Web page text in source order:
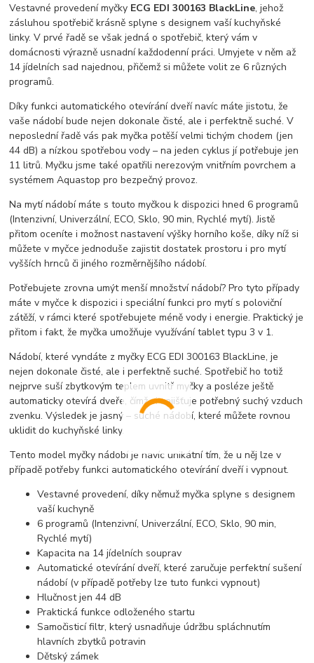
Vestavné provedení myčky ECG EDI 300163 BlackLine, jehož
zásluhou spotřebič krásně splyne s designem vaší kuchyňské
linky. V prvé řadě se však jedná o spotřebič, který vám v
domácnosti výrazně usnadní každodenní práci. Umyjete v něm až
14 jídelních sad najednou, přičemž si můžete volit ze 6 různých
programů.
Díky funkci automatického otevírání dveří navíc máte jistotu, že
vaše nádobí bude nejen dokonale čisté, ale i perfektně suché. V
neposlední řadě vás pak myčka potěší velmi tichým chodem (jen
44 dB) a nízkou spotřebou vody – na jeden cyklus jí potřebuje jen
11 litrů. Myčku jsme také opatřili nerezovým vnitřním povrchem a
systémem Aquastop pro bezpečný provoz.
Na mytí nádobí máte s touto myčkou k dispozici hned 6 programů
(Intenzivní, Univerzální, ECO, Sklo, 90 min, Rychlé mytí). Jistě
přitom oceníte i možnost nastavení výšky horního koše, díky níž si
můžete v myčce jednoduše zajistit dostatek prostoru i pro mytí
vyšších hrnců či jiného rozměrnějšího nádobí.
Potřebujete zrovna umýt menší množství nádobí? Pro tyto případy
máte v myčce k dispozici i speciální funkci pro mytí s poloviční
zátěží, v rámci které spotřebujete méně vody i energie. Praktický je
přitom i fakt, že myčka umožňuje využívání tablet typu 3 v 1.
Nádobí, které vyndáte z myčky ECG EDI 300163 BlackLine, je
nejen dokonale čisté, ale i perfektně suché. Spotřebič ho totiž
nejprve suší zbytkovým teplem uvnitř myčky a posléze ještě
automaticky otevírá dveře, čímž si zajišťuje potřebný suchý vzduch
zvenku. Výsledek je jasný – suché nádobí, které můžete rovnou
uklidit do kuchyňské linky.
Tento model myčky nádobí je navíc unikátní tím, že u něj lze v
případě potřeby funkci automatického otevírání dveří i vypnout.
Vestavné provedení, díky němuž myčka splyne s designem
vaší kuchyně
6 programů (Intenzivní, Univerzální, ECO, Sklo, 90 min,
Rychlé mytí)
Kapacita na 14 jídelních souprav
Automatické otevírání dveří, které zaručuje perfektní sušení
nádobí (v případě potřeby lze tuto funkci vypnout)
Hlučnost jen 44 dB
Praktická funkce odloženého startu
Samočisticí filtr, který usnadňuje údržbu spláchnutím
hlavních zbytků potravin
Dětský zámek